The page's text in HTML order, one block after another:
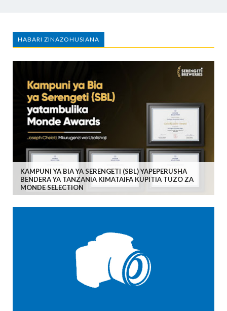
HABARI ZINAZOHUSIANA
KAMPUNI YA BIA YA SERENGETI (SBL) YAPEPERUSHA
BENDERA YA TANZANIA KIMATAIFA KUPITIA TUZO ZA
MONDE SELECTION